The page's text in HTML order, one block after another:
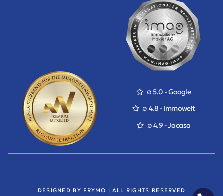
∅ 5.0 - Google
∅ 4.8 - Immowelt
∅ 4.9 - Jacasa
DESIGNED BY FRYMO | ALL RIGHTS RESERVED